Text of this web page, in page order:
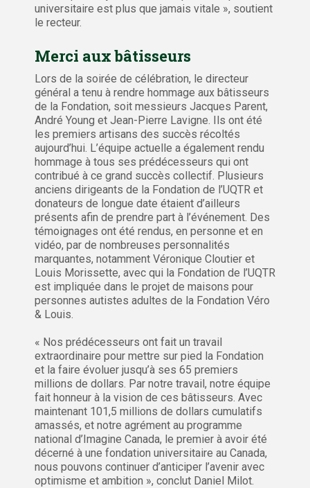
universitaire est plus que jamais vitale », soutient
le recteur.
Merci aux bâtisseurs
Lors de la soirée de célébration, le directeur
général a tenu à rendre hommage aux bâtisseurs
de la Fondation, soit messieurs Jacques Parent,
André Young et Jean-Pierre Lavigne. Ils ont été
les premiers artisans des succès récoltés
aujourd’hui. L’équipe actuelle a également rendu
hommage à tous ses prédécesseurs qui ont
contribué à ce grand succès collectif. Plusieurs
anciens dirigeants de la Fondation de l’UQTR et
donateurs de longue date étaient d’ailleurs
présents afin de prendre part à l’événement. Des
témoignages ont été rendus, en personne et en
vidéo, par de nombreuses personnalités
marquantes, notamment Véronique Cloutier et
Louis Morissette, avec qui la Fondation de l’UQTR
est impliquée dans le projet de maisons pour
personnes autistes adultes de la Fondation Véro
& Louis.
« Nos prédécesseurs ont fait un travail
extraordinaire pour mettre sur pied la Fondation
et la faire évoluer jusqu’à ses 65 premiers
millions de dollars. Par notre travail, notre équipe
fait honneur à la vision de ces bâtisseurs. Avec
maintenant 101,5 millions de dollars cumulatifs
amassés, et notre agrément au programme
national d’Imagine Canada, le premier à avoir été
décerné à une fondation universitaire au Canada,
nous pouvons continuer d’anticiper l’avenir avec
optimisme et ambition », conclut Daniel Milot.